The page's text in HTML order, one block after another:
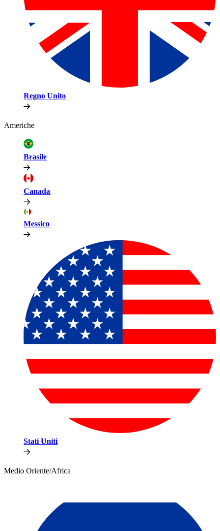
Regno Unito​​
Americhe​​
Brasile​​
Canada​​
Messico​​
Stati Uniti​​
Medio Oriente/Africa​​